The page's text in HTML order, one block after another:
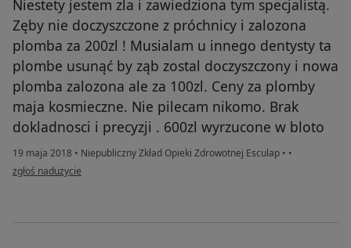
Niestety jestem zla i zawiedziona tym specjalistą.
Zęby nie doczyszczone z próchnicy i zalozona
plomba za 200zl ! Musialam u innego dentysty ta
plombe usunąć by ząb zostal doczyszczony i nowa
plomba zalozona ale za 100zl. Ceny za plomby
maja kosmieczne. Nie pilecam nikomo. Brak
dokladnosci i precyzji . 600zl wyrzucone w bloto
19 maja 2018 • Niepubliczny Zkład Opieki Zdrowotnej Esculap • •
w opinii użytkownika Konto zostało usunięte
zgłoś nadużycie